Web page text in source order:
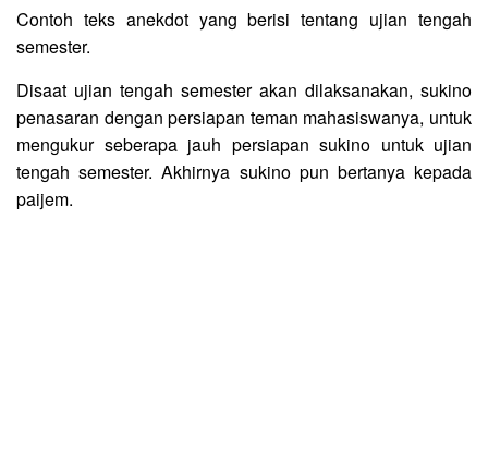
Contoh teks anekdot yang berisi tentang ujian tengah
semester.
Disaat ujian tengah semester akan dilaksanakan, sukino
penasaran dengan persiapan teman mahasiswanya, untuk
mengukur seberapa jauh persiapan sukino untuk ujian
tengah semester. Akhirnya sukino pun bertanya kepada
paijem.